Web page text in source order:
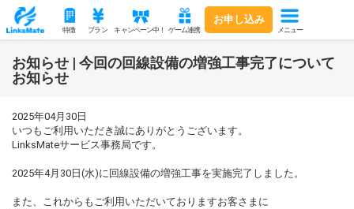
特徴 プラン キャンペーン中！ ゲーム連携
お申し込み
メニュー
お知らせ | 今回の回線設備の増強工事完了について
お知らせ
2025年04月30日
いつもご利用いただき誠にありがとうございます。
LinksMateサービス事務局です。
2025年4月30日(水)に回線設備の増強工事を実施完了しました。
また、これからもご利用いただいておりますお客さまに